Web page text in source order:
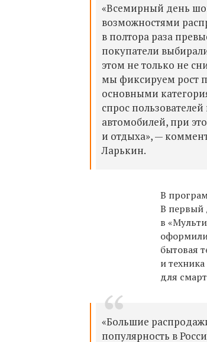
«Всемирный день
возможностями
в полтора раза
покупатели
этом не только не
мы фиксируем рост
основными
спрос
автомобилей, при
и отдыха», —
Ларькин.
В
В первый
в
оформили
бытовая
и
для
«Большие
популярность в